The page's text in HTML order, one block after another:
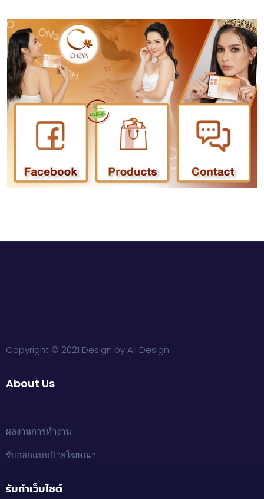
Copyright © 2021 Design by All Design.
About Us
ผลงานการทำงาน
รับออกแบบป้ายโฆษณา
รับทำเว็บไซต์